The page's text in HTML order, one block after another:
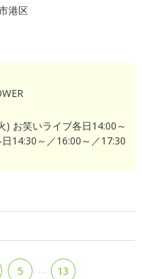
港区
) お笑いライブ各日14:00～
14:30～／16:00～／17:30
5 … 13